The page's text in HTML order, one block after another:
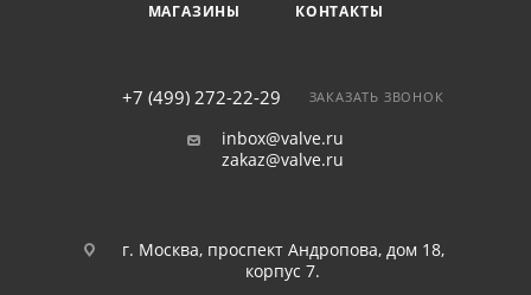
МАГАЗИНЫ
КОНТАКТЫ
+7 (499) 272-22-29 ЗАКАЗАТЬ ЗВОНОК
inbox@valve.ru
zakaz@valve.ru
г. Москва, проспект Андропова, дом 18,
корпус 7.